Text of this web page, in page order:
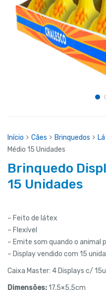
Início Cães Brinquedos
Médio 15 Unidades
Brinquedo
15 Unidades
– Feito de látex
– Flexível
– Emite som quando o animal
– Display vendido com 15
Caixa Master: 4 Displays c/
Dimensões:17,5×5,5cm